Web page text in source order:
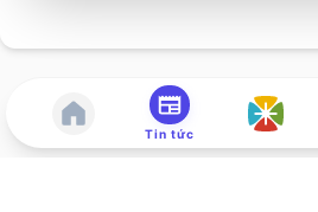
Tin tức